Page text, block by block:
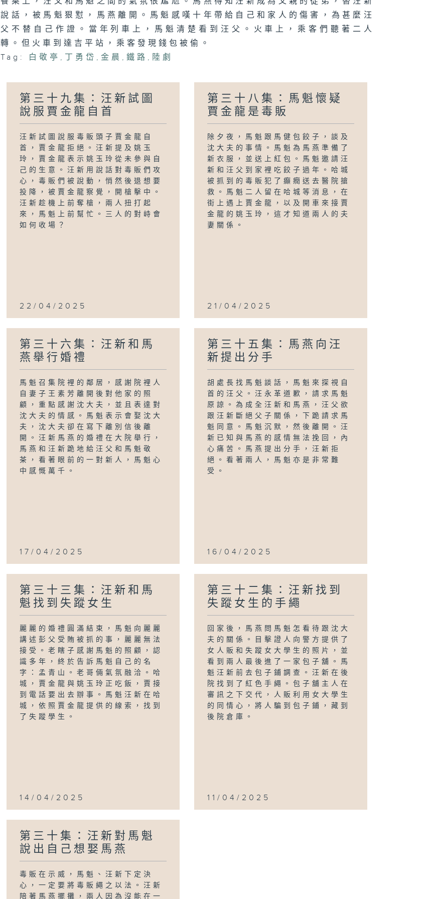
說話，被馬魁狠懟，馬燕離開。馬魁感嘆十年帶給自己和家人的傷害，為甚麼汪
父不替自己作證。當年列車上，馬魁清楚看到汪父。火車上，乘客們聽著二人
轉。但火車到達吉平站，乘客發現錢包被偷。
Tag:
白敬亭 , 丁勇岱 ,金晨 ,鐵路 , 陸劇
第三十九集：汪新試圖
說服賈金龍自首
汪新試圖說服毒販頭子賈金龍自
首，賈金龍拒絕。汪新提及姚玉
玲，賈金龍表示姚玉玲從未參與自
己的生意。汪新用說話對毒販們攻
心，毒販們被說動，悄然後退想要
投降，被賈金龍察覺，開槍擊中。
汪新趁機上前奪槍，兩人扭打起
來，馬魁上前幫忙。三人的對峙會
如何收場？
22/04/2025
第三十八集：馬魁懷疑
賈金龍是毒販
除夕夜，馬魁跟馬健包餃子，談及
沈大夫的事情。馬魁為馬燕準備了
新衣服，並送上紅包。馬魁邀請汪
新和汪父到家裡吃餃子過年。哈城
被抓到的毒販犯了癲癇送去醫院搶
救。馬魁二人留在哈城等消息，在
街上遇上賈金龍，以及開車來接賈
金龍的姚玉玲，這才知道兩人的夫
妻關係。
21/04/2025
第三十六集：汪新和馬
燕舉行婚禮
馬魁召集院裡的鄰居，感謝院裡人
自妻子王素芳離開後對他家的照
顧，重點感謝沈大夫，並且表達對
沈大夫的情感。馬魁表示會娶沈大
夫，沈大夫卻在寫下離別信後離
開。汪新馬燕的婚禮在大院舉行，
馬燕和汪新跪地給汪父和馬魁敬
茶，看著眼前的一對新人，馬魁心
中感慨萬千。
17/04/2025
第三十五集：馬燕向汪
新提出分手
胡處長找馬魁談話，馬魁來探視自
首的汪父。汪永革道歉，請求馬魁
原諒。為成全汪新和馬燕，汪父欲
跟汪新斷絕父子關係，下跪請求馬
魁同意。馬魁沉默，然後離開。汪
新已知與馬燕的感情無法挽回，內
心痛苦。馬燕提出分手，汪新拒
絕。看著兩人，馬魁亦是非常難
受。
16/04/2025
第三十三集：汪新和馬
魁找到失蹤女生
麗麗的婚禮圓滿結束，馬魁向麗麗
講述彭父受賄被抓的事，麗麗無法
接受。老瞎子感謝馬魁的照顧，認
識多年，終於告訴馬魁自己的名
字：孟青山。老哥倆氣氛融洽。哈
城，賈金龍與姚玉玲正吃飯，賈接
到電話要出去辦事。馬魁汪新在哈
城，依照賈金龍提供的線索，找到
了失蹤學生。
14/04/2025
第三十二集：汪新找到
失蹤女生的手繩
回家後，馬燕問馬魁怎看待跟沈大
夫的關係。目擊證人向警方提供了
女人販和失蹤女大學生的照片，並
看到兩人最後進了一家包子舖。馬
魁汪新前去包子鋪調查。汪新在後
院找到了紅色手繩。包子舖主人在
審訊之下交代，人販利用女大學生
的同情心，將人騙到包子鋪，藏到
後院倉庫。
11/04/2025
第三十集：汪新對馬魁
說出自己想娶馬燕
毒販在示威，馬魁、汪新下定決
心，一定要將毒販繩之以法。汪新
陪著馬燕擺攤，兩人因為沒能在一